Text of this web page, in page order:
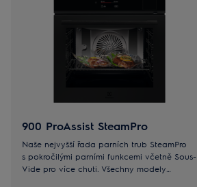
900 ProAssist SteamPro
Naše nejvyšší řada parních trub SteamPro
s pokročilými parními funkcemi včetně Sous-
Vide pro více chuti. Všechny modely